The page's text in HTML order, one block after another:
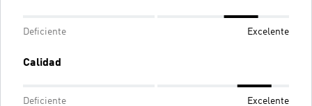
Deficiente Excelente
Calidad
Deficiente Excelente